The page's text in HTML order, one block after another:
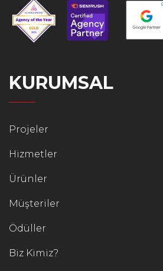
KURUMSAL
Projeler
Hizmetler
Ürünler
Müşteriler
Ödüller
Biz Kimiz?